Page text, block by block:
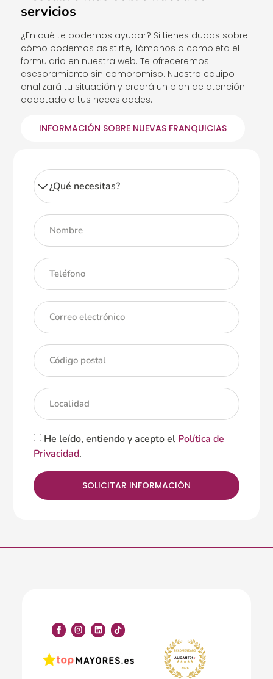
servicios
¿En qué te podemos ayudar? Si tienes dudas sobre
cómo podemos asistirte, llámanos o completa el
formulario en nuestra web. Te ofreceremos
asesoramiento sin compromiso. Nuestro equipo
analizará tu situación y creará un plan de atención
adaptado a tus necesidades.
INFORMACIÓN SOBRE NUEVAS FRANQUICIAS
He leído, entiendo y acepto el Política de
Privacidad.
SOLICITAR INFORMACIÓN